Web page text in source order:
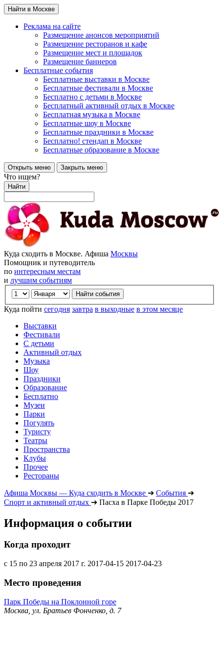
Найти в Москве
Реклама на сайте
Размещение анонсов мероприятий
Размещение ресторанов и кафе
Размещение мест и площадок
Размещение баннеров
Бесплатные события
Бесплатные выставки в Москве
Бесплатные фестивали в Москве
Бесплатно с детьми в Москве
Бесплатный активный отдых в Москве
Бесплатная музыка в Москве
Бесплатные шоу в Москве
Бесплатные праздники в Москве
Бесплатно! стендап в Москве
Бесплатные образование в Москве
Открыть меню Закрыть меню
Что ищем?
Найти
Куда сходить в Москве. Афиша Москвы
Помощник и путеводитель
по интересным местам
и лучшим событиям
Куда пойти сегодня завтра в выходные в этом месяце
Выставки
Фестивали
С детьми
Активный отдых
Музыка
Шоу
Праздники
Образование
Бесплатно
Музеи
Парки
Погулять
Туристу
Театры
Пространства
Клубы
Прочее
Рестораны
Афиша Москвы — Куда сходить в Москве ➔ События ➔
Спорт и активный отдых ➔ Пасха в Парке Победы 2017
Информация о событии
Когда проходит
с 15 по 23 апреля 2017 г. 2017-04-15 2017-04-23
Место проведения
Парк Победы на Поклонной горе
Москва, ул. Братьев Фонченко, д. 7